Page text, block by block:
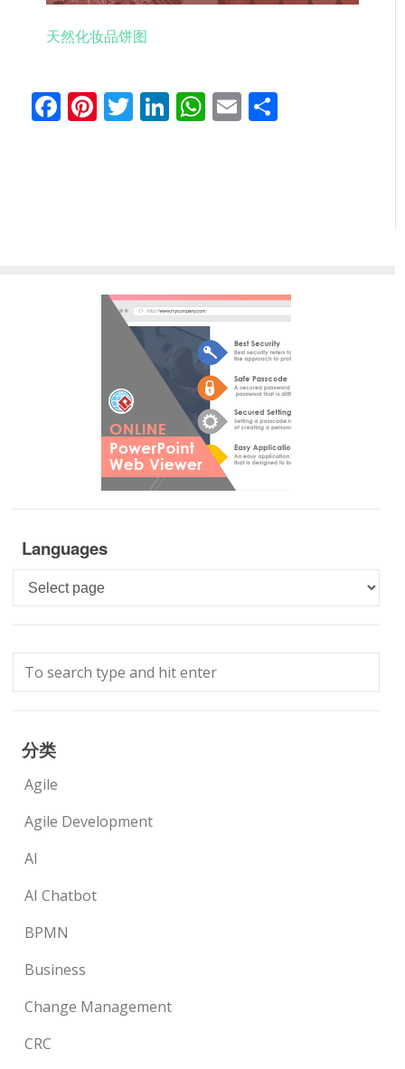
天然化妆品饼图
Facebook
Pinterest
Twitter
LinkedIn
WhatsApp
Email
Languages
Languages
分类
Agile
Agile Development
AI
AI Chatbot
BPMN
Business
Change Management
CRC